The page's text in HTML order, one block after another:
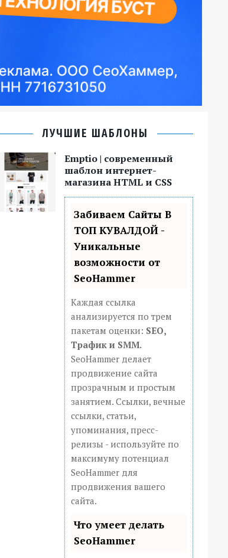
ЛУЧШИЕ ШАБЛОНЫ
Emptio | современный
шаблон интернет-
магазина HTML и CSS
Забиваем Сайты В
ТОП КУВАЛДОЙ -
Уникальные
возможности от
SeoHammer
Каждая ссылка
анализируется по трем
пакетам оценки: SEO,
Трафик и SMM.
SeoHammer делает
продвижение сайта
прозрачным и простым
занятием. Ссылки, вечные
ссылки, статьи,
упоминания, пресс-
релизы - используйте по
максимуму потенциал
SeoHammer для
продвижения вашего
сайта.
Что умеет делать
SeoHammer